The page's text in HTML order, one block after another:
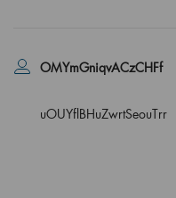
OMYmGniqvACzCHFf
uOUYflBHuZwrtSeouTrr